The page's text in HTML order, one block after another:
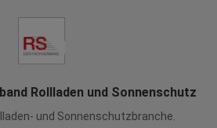
Rollladen und Sonnenschutz
und Sonnenschutzbranche.